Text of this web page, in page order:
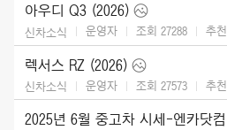
아우디 Q3 (2026)
신차소식 운영자 조회 27288 추천
렉서스 RZ (2026)
신차소식 운영자 조회 27573 추천
2025년 6월 중고차 시세-엔카닷컴